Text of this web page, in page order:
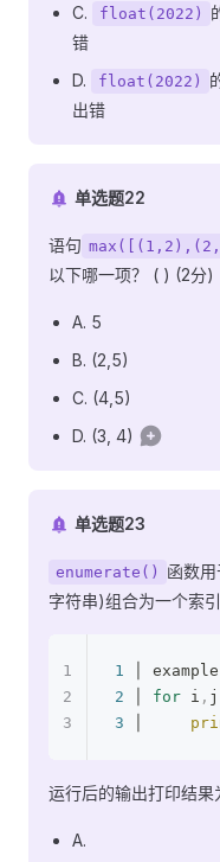
C.
float(2022)
错
D.
float(2022)
出错
单选题22
语句
以下哪一项？ ( ) (2分)
A. 5
B. (2,5)
C. (4,5)
D. (3, 4)
单选题23
enumerate()
函数
字符串)组合为一个索
1 │ example
2
for i , j
3
运行后的输出打印结
A.